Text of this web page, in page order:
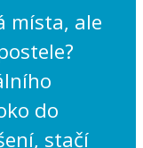
místa, ale
do
stačí